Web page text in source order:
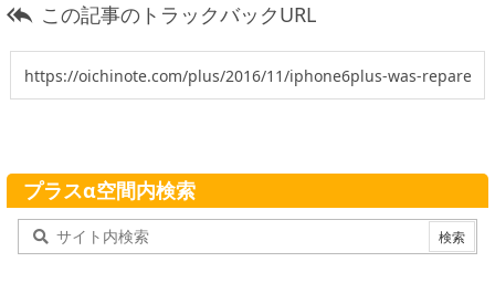
 この記事のトラックバックURL
プラスα空間内検索